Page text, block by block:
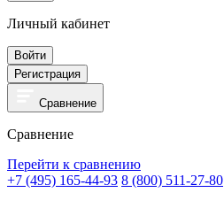
Личный кабинет
Войти
Регистрация
Сравнение
Сравнение
Перейти к сравнению
+7 (495) 165-44-93 8 (800) 511-27-80